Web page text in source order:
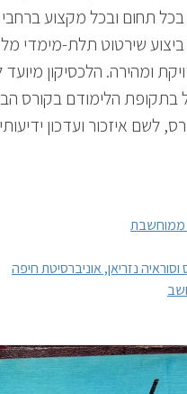
תחום ובכל מקצוע
שירטוט תלת-מימדי
ומהירה. הלכסיקון מיועד
הלימודם בקורס
לשם איזכור ועדכון
ממוחשבת
וסוראיה נזריאן, אוניברסיטת חיפה